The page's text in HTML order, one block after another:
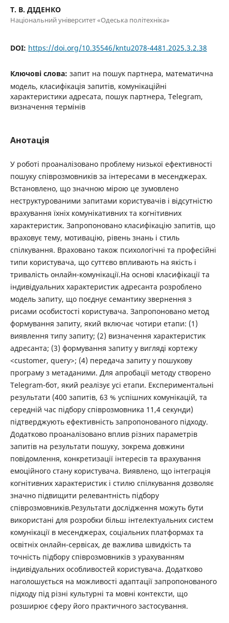
Т. В. ДІДЕНКО
Національний університет «Одеська політехніка»
DOI: https://doi.org/10.35546/kntu2078-4481.2025.3.2.38
Ключові слова: запит на пошук партнера, математична
модель, класифікація запитів, комунікаційні
характеристики адресата, пошук партнера, Telegram,
визначення термінів
Анотація
У роботі проаналізовано проблему низької ефективності
пошуку співрозмовників за інтересами в месенджерах.
Встановлено, що значною мірою це зумовлено
неструктурованими запитами користувачів і відсутністю
врахування їхніх комунікативних та когнітивних
характеристик. Запропоновано класифікацію запитів, що
враховує тему, мотивацію, рівень знань і стиль
спілкування. Враховано також психологічні та професійні
типи користувача, що суттєво впливають на якість і
тривалість онлайн-комунікації.На основі класифікації та
індивідуальних характеристик адресанта розроблено
модель запиту, що поєднує семантику звернення з
рисами особистості користувача. Запропоновано метод
формування запиту, який включає чотири етапи: (1)
виявлення типу запиту; (2) визначення характеристик
адресанта; (3) формування запиту у вигляді кортежу
<customer, query>; (4) передача запиту у пошукову
програму з метаданими. Для апробації методу створено
Telegram-бот, який реалізує усі етапи. Експериментальні
результати (400 запитів, 63 % успішних комунікацій, та
середній час підбору співрозмовника 11,4 секунди)
підтверджують ефективність запропонованого підходу.
Додатково проаналізовано вплив різних параметрів
запитів на результати пошуку, зокрема довжини
повідомлення, конкретизації інтересів та врахування
емоційного стану користувача. Виявлено, що інтеграція
когнітивних характеристик і стилю спілкування дозволяє
значно підвищити релевантність підбору
співрозмовників.Результати дослідження можуть бути
використані для розробки більш інтелектуальних систем
комунікації в месенджерах, соціальних платформах та
освітніх онлайн-сервісах, де важлива швидкість та
точність підбору співрозмовників з урахуванням
індивідуальних особливостей користувача. Додатково
наголошується на можливості адаптації запропонованого
підходу під різні культурні та мовні контексти, що
розширює сферу його практичного застосування.